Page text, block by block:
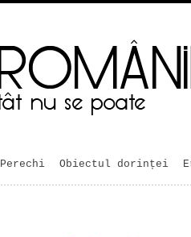
Perechi Obiectul dorinței